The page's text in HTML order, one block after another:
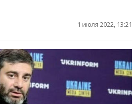
1 июля 2022, 13:21